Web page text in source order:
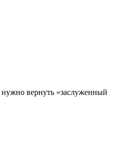
вернуть «заслуженный